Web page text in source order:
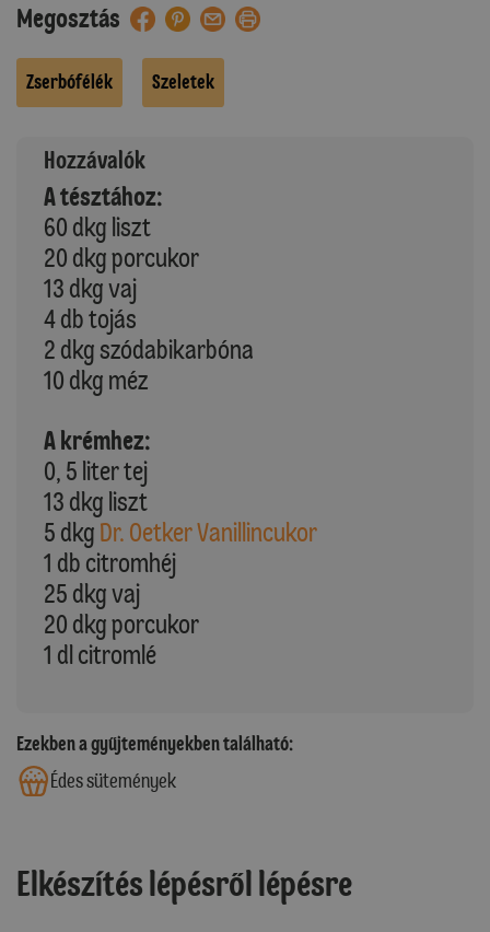
Megosztás
Zserbófélék Szeletek
Hozzávalók
A tésztához:
60 dkg liszt
20 dkg porcukor
13 dkg vaj
4 db tojás
2 dkg szódabikarbóna
10 dkg méz
A krémhez:
0, 5 liter tej
13 dkg liszt
5 dkg Dr. Oetker Vanillincukor
1 db citromhéj
25 dkg vaj
20 dkg porcukor
1 dl citromlé
Ezekben a gyűjteményekben található:
Édes sütemények
Elkészítés lépésről lépésre